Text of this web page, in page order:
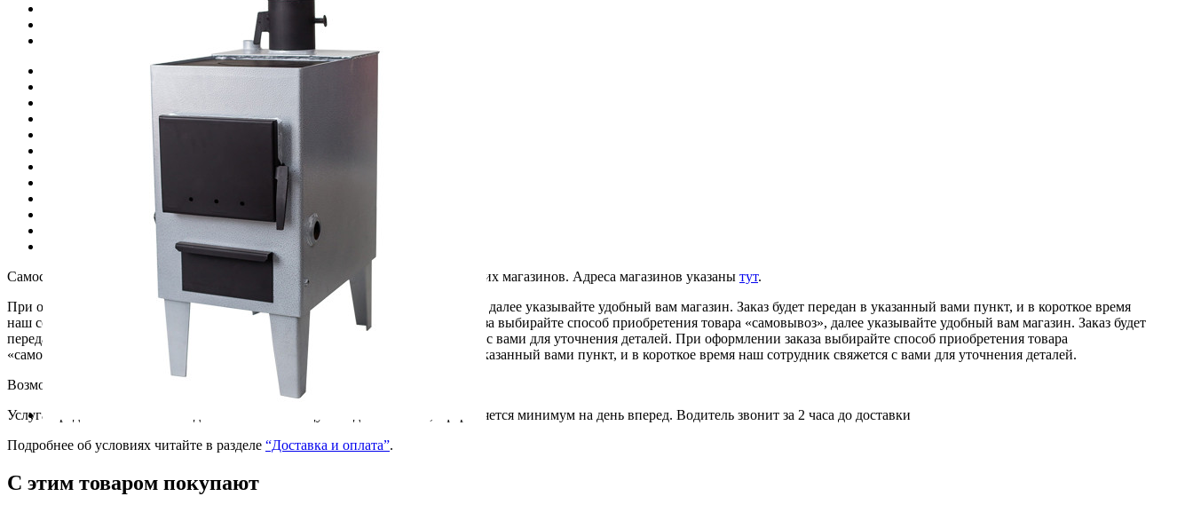
верхнее
Площадь отапливаемого помещения, м2
80
Диаметр дымохода
Объем отапливаемого помещения
Самостоятельно забрать товар вы можете из любого нашего из любого из наших магазинов. Адреса магазинов указаны тут.
При оформлении заказа выбирайте способ приобретения товара «самовывоз», далее указывайте удобный вам магазин. Заказ будет передан в указанный вами пункт, и в короткое время
наш сотрудник свяжется с вами для уточнения деталей. При оформлении заказа выбирайте способ приобретения товара «самовывоз», далее указывайте удобный вам магазин. Заказ будет
передан в указанный вами пункт, и в короткое время наш сотрудник свяжется с вами для уточнения деталей. При оформлении заказа выбирайте способ приобретения товара
«самовывоз», далее указывайте удобный вам магазин. Заказ будет передан в указанный вами пункт, и в короткое время наш сотрудник свяжется с вами для уточнения деталей.
Возможна доставка покупки на любую сумму.
Услуга предоставляется с понедельника по пятницу с 11 до 18 часов*, оформляется минимум на день вперед. Водитель звонит за 2 часа до доставки
Подробнее об условиях читайте в разделе “Доставка и оплата”.
С этим товаром покупают